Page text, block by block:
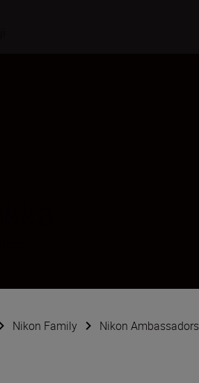
Nikon Family Nikon Ambassadors